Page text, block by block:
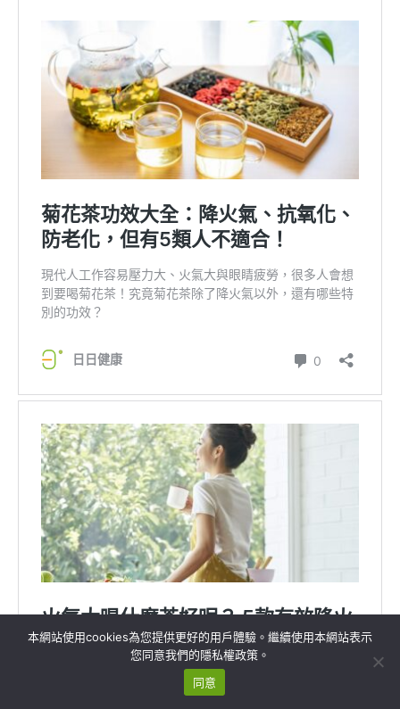
本網站使用cookies為您提供更好的用戶體驗。繼續使用本網站表示
您同意我們的隱私權政策。
同意